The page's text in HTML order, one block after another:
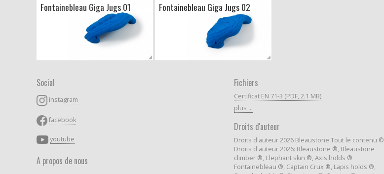
Fontainebleau Giga Jugs 01 Fontainebleau Giga Jugs 02
Social
instagram
facebook
youtube
A propos de nous
Fichiers
Certificat EN 71-3 (PDF, 2.1 MB)
plus ...
Droits d'auteur
Droits d'auteur 2026 Bleaustone Tout le contenu ©
Droits d'auteur 2026: Bleaustone ®, Bleaustone
climber ®, Elephant skin ®, Axis holds ®
Fontainebleau ®, Captain Crux ®, Lapis holds ®,